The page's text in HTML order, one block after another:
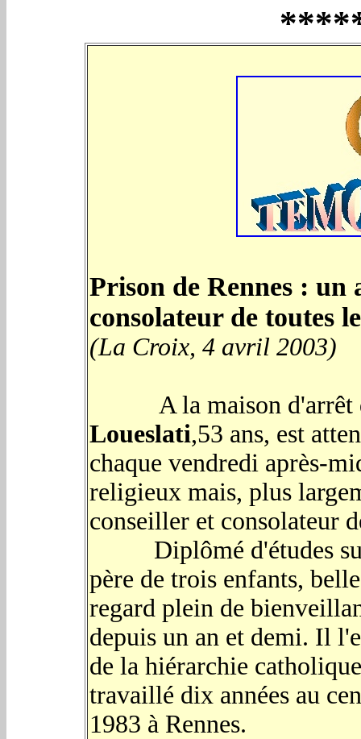
Prison de Rennes : un
consolateur de toutes
(La Croix, 4 avril 2003)
A la maison d'arrêt
Loueslati,53 ans, est
chaque vendredi après-
religieux mais, plus
conseiller et consolateur
Diplômé d'études
père de trois enfants,
regard plein de
depuis un an et demi. Il
de la hiérarchie
travaillé dix années au
1983 à Rennes.